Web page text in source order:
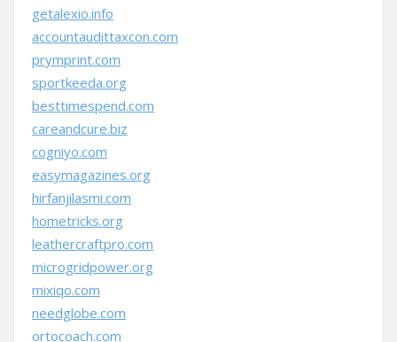
getalexio.info
accountaudittaxcon.com
prymprint.com
sportkeeda.org
besttimespend.com
careandcure.biz
cogniyo.com
easymagazines.org
hirfanjilasmi.com
hometricks.org
leathercraftpro.com
microgridpower.org
mixiqo.com
needglobe.com
ortocoach.com